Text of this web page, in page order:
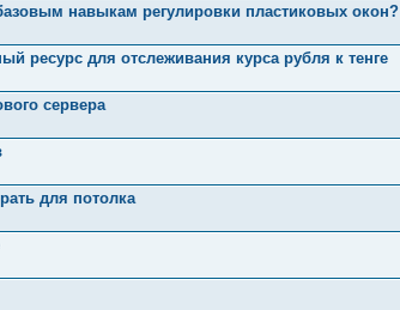
навыкам регулировки пластиковых окон?
ресурс для отслеживания курса рубля к тенге
сервера
для потолка